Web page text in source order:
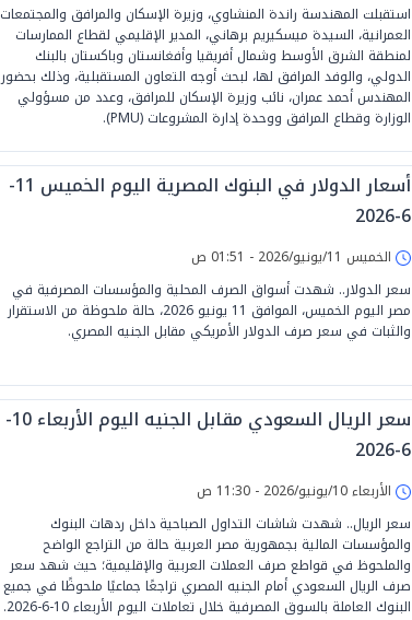
استقبلت المهندسة راندة المنشاوي، وزيرة الإسكان والمرافق والمجتمعات
العمرانية، السيدة ميسكيريم برهاني، المدير الإقليمي لقطاع الممارسات
لمنطقة الشرق الأوسط وشمال أفريقيا وأفغانستان وباكستان بالبنك
الدولي، والوفد المرافق لها، لبحث أوجه التعاون المستقبلية، وذلك بحضور
المهندس أحمد عمران، نائب وزيرة الإسكان للمرافق، وعدد من مسؤولي
الوزارة وقطاع المرافق ووحدة إدارة المشروعات (PMU).
أسعار الدولار في البنوك المصرية اليوم الخميس 11-
6-2026
الخميس 11/يونيو/2026 - 01:51 ص
سعر الدولار.. شهدت أسواق الصرف المحلية والمؤسسات المصرفية في
مصر اليوم الخميس، الموافق 11 يونيو 2026، حالة ملحوظة من الاستقرار
والثبات في سعر صرف الدولار الأمريكي مقابل الجنيه المصري.
سعر الريال السعودي مقابل الجنيه اليوم الأربعاء 10-
6-2026
الأربعاء 10/يونيو/2026 - 11:30 ص
سعر الريال.. شهدت شاشات التداول الصباحية داخل ردهات البنوك
والمؤسسات المالية بجمهورية مصر العربية حالة من التراجع الواضح
والملحوظ في قواطع صرف العملات العربية والإقليمية؛ حيث شهد سعر
صرف الريال السعودي أمام الجنيه المصري تراجعًا جماعيًا ملحوظًا في جميع
البنوك العاملة بالسوق المصرفية خلال تعاملات اليوم الأربعاء 10-6-2026.